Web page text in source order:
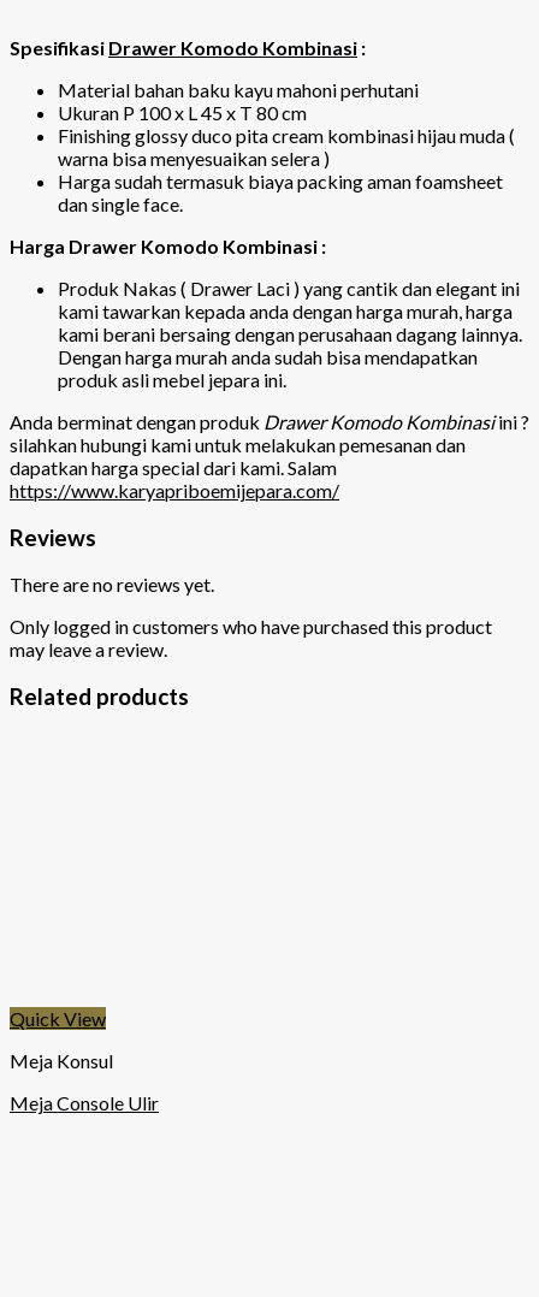
Spesifikasi Drawer Komodo Kombinasi :
Material bahan baku kayu mahoni perhutani
Ukuran P 100 x L 45 x T 80 cm
Finishing glossy duco pita cream kombinasi hijau muda (
warna bisa menyesuaikan selera )
Harga sudah termasuk biaya packing aman foamsheet
dan single face.
Harga Drawer Komodo Kombinasi :
Produk Nakas ( Drawer Laci ) yang cantik dan elegant ini
kami tawarkan kepada anda dengan harga murah, harga
kami berani bersaing dengan perusahaan dagang lainnya.
Dengan harga murah anda sudah bisa mendapatkan
produk asli mebel jepara ini.
Anda berminat dengan produk Drawer Komodo Kombinasiini ?
silahkan hubungi kami untuk melakukan pemesanan dan
dapatkan harga special dari kami. Salam
https://www.karyapriboemijepara.com/
Reviews
There are no reviews yet.
Only logged in customers who have purchased this product
may leave a review.
Related products
Quick View
Meja Konsul
Meja Console Ulir